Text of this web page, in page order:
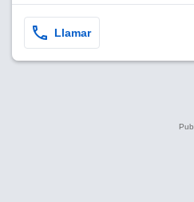
Llamar